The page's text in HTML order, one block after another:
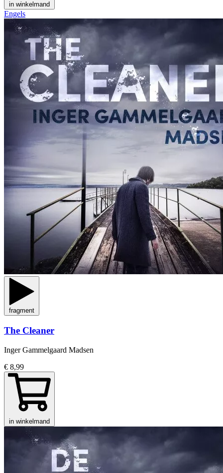
in winkelmand
Engels
fragment
The Cleaner
Inger Gammelgaard Madsen
€ 8,99
in winkelmand